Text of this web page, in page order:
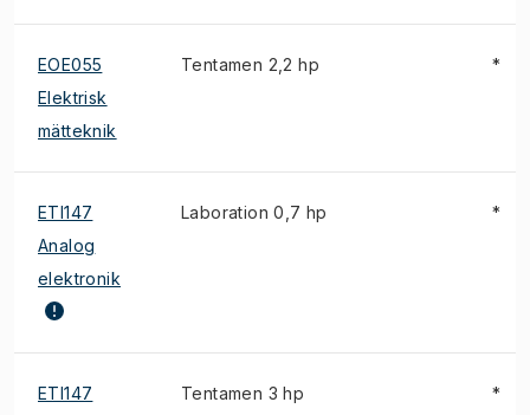
EOE055
Elektrisk
mätteknik
Tentamen 2,2 hp *
ETI147
Analog
elektronik
Laboration 0,7 hp *
ETI147
Tentamen 3 hp *